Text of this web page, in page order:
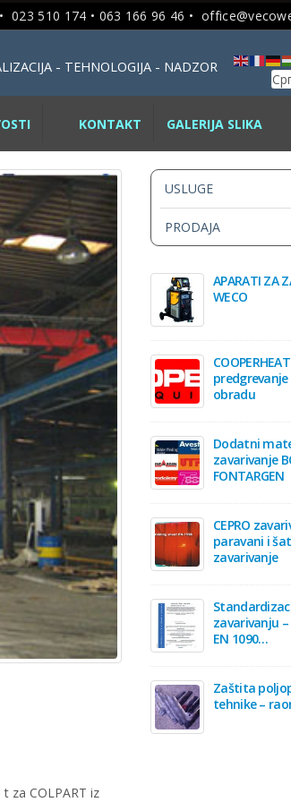
023 510 174 • 063 166 96 46 •
- TEHNOLOGIJA - NADZOR
KONTAKT GALERIJA SLIKA
za COLPART iz
USLUGE
PRODAJA
APARATI ZA
WECO
obradu
Dodatni
zavarivanje
FONTARGEN
CEPRO
paravani i
zavarivanje
zavarivanju –
EN 1090…
Zaštita
tehnike –